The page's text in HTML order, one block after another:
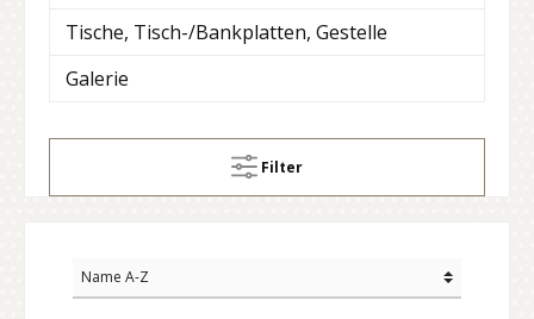
Tische, Tisch-/Bankplatten, Gestelle
Galerie
Filter